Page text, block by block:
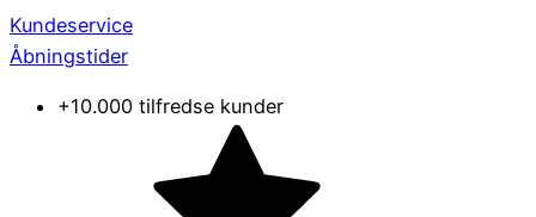
Kundeservice
Åbningstider
+10.000 tilfredse kunder